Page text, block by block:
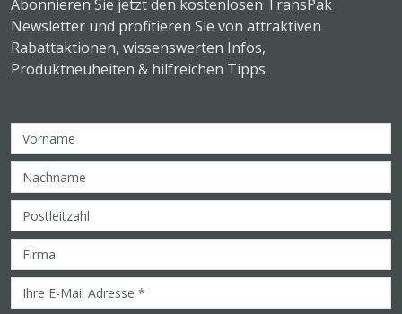
Abonnieren Sie jetzt den kostenlosen TransPak
Newsletter und profitieren Sie von attraktiven
Rabattaktionen, wissenswerten Infos,
Produktneuheiten & hilfreichen Tipps.